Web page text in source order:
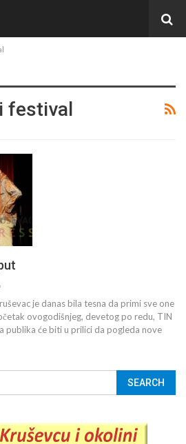
festival
je danas bila tesna da primi sve one
ovogodišnjeg, devetog po redu, TIN
publika će biti u prilici da pogleda nove